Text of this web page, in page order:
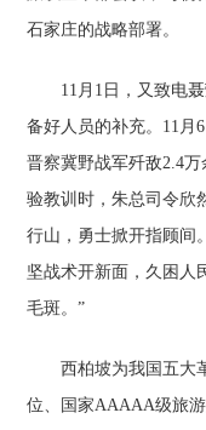
石家庄的战略部署。
11月1日，又致电
备好人员的补充。11月
晋察冀野战军歼敌2.4
验教训时，朱总司令欣
行山，勇士掀开指顾间
坚战术开新面，久困人
毛斑。”
西柏坡为我国五大
位、国家AAAAA级旅